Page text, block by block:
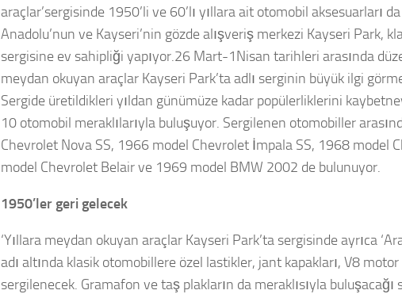
araçlar’sergisinde 1950’li ve 60’lı yıllara ait otomobil aksesuarları
Anadolu’nun ve Kayseri’nin gözde alışveriş merkezi Kayseri Park,
sergisine ev sahipliği yapıyor.26 Mart-1Nisan tarihleri arasında
meydan okuyan araçlar Kayseri Park’ta adlı serginin büyük ilgi
Sergide üretildikleri yıldan günümüze kadar popülerliklerini
10 otomobil meraklılarıyla buluşuyor. Sergilenen otomobiller
Chevrolet Nova SS, 1966 model Chevrolet İmpala SS, 1968 model
model Chevrolet Belair ve 1969 model BMW 2002 de bulunuyor.
1950’ler geri gelecek
‘Yıllara meydan okuyan araçlar Kayseri Park’ta sergisinde ayrıca
adı altında klasik otomobillere özel lastikler, jant kapakları, V8
sergilenecek. Gramafon ve taş plakların da meraklısıyla buluşacağı